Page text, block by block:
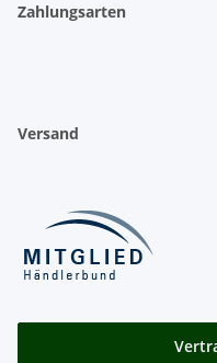
Zahlungsarten
Versand